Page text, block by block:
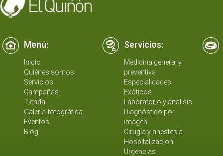
Menú: Servicios:
Inicio
Quiénes somos
Servicios
Campañas
Tienda
Galería fotográfica
Eventos
Blog
Medicina general y
preventiva
Especialidades
Exóticos
Laboratorio y análisis
Diagnóstico por
imagen
Cirugía y anestesia
Hospitalización
Urgencias